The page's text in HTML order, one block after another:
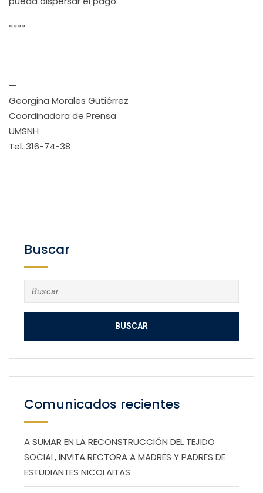
****
—
Georgina Morales Gutiérrez
Coordinadora de Prensa
UMSNH
Tel. 316-74-38
Buscar
Buscar:
Comunicados recientes
A SUMAR EN LA RECONSTRUCCIÓN DEL TEJIDO
SOCIAL, INVITA RECTORA A MADRES Y PADRES DE
ESTUDIANTES NICOLAITAS